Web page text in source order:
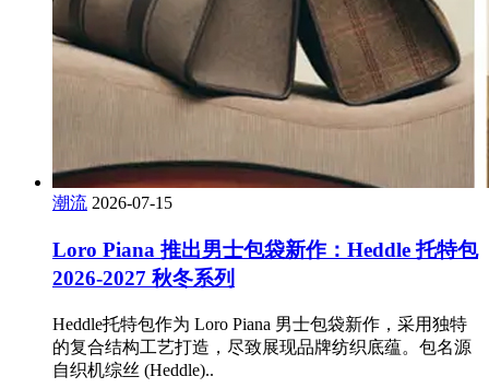
潮流 2026-07-15
Loro Piana 推出男士包袋新作：Heddle 托特包
2026-2027 秋冬系列
Heddle托特包作为 Loro Piana 男士包袋新作，采用独特
的复合结构工艺打造，尽致展现品牌纺织底蕴。包名源
自织机综丝 (Heddle)..